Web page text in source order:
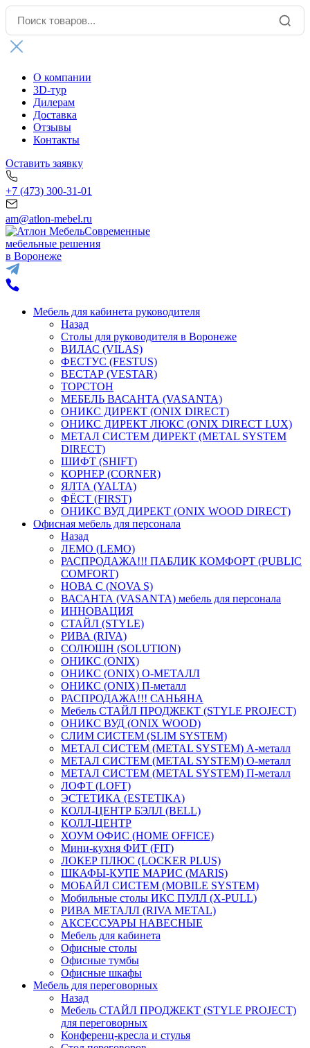
О компании
3D-тур
Дилерам
Доставка
Отзывы
Контакты
Оставить заявку
+7 (473) 300-31-01
am@atlon-mebel.ru
Современные
мебельные решения
в Воронеже
Мебель для кабинета руководителя
Назад
Столы для руководителя в Воронеже
ВИЛАС (VILAS)
ФЕСТУС (FESTUS)
ВЕСТАР (VESTAR)
ТОРСТОН
МЕБЕЛЬ ВАСАНТА (VASANTA)
ОНИКС ДИРЕКТ (ONIX DIRECT)
ОНИКС ДИРЕКТ ЛЮКС (ONIX DIRECT LUX)
МЕТАЛ СИСТЕМ ДИРЕКТ (METAL SYSTEM
DIRECT)
ШИФТ (SHIFT)
КОРНЕР (CORNER)
ЯЛТА (YALTA)
ФЁСТ (FIRST)
ОНИКС ВУД ДИРЕКТ (ONIX WOOD DIRECT)
Офисная мебель для персонала
Назад
ЛЕМО (LEMO)
РАСПРОДАЖА!!! ПАБЛИК КОМФОРТ (PUBLIC
COMFORT)
НОВА С (NOVA S)
ВАСАНТА (VASANTA) мебель для персонала
ИННОВАЦИЯ
СТАЙЛ (STYLE)
РИВА (RIVA)
СОЛЮШН (SOLUTION)
ОНИКС (ONIX)
ОНИКС (ONIX) O-МЕТАЛЛ
ОНИКС (ONIX) П-металл
РАСПРОДАЖА!!! САНЬЯНА
Мебель СТАЙЛ ПРОДЖЕКТ (STYLE PROJECT)
ОНИКС ВУД (ONIX WOOD)
СЛИМ СИСТЕМ (SLIM SYSTEM)
МЕТАЛ СИСТЕМ (METAL SYSTEM) А-металл
МЕТАЛ СИСТЕМ (METAL SYSTEM) О-металл
МЕТАЛ СИСТЕМ (METAL SYSTEM) П-металл
ЛОФТ (LOFT)
ЭСТЕТИКА (ESTETIKA)
КОЛЛ-ЦЕНТР БЭЛЛ (BELL)
КОЛЛ-ЦЕНТР
ХОУМ ОФИС (HOME OFFICE)
Мини-кухня ФИТ (FIT)
ЛОКЕР ПЛЮС (LOCKER PLUS)
ШКАФЫ-КУПЕ МАРИС (MARIS)
МОБАЙЛ СИСТЕМ (MOBILE SYSTEM)
Мобильные столы ИКС ПУЛЛ (X-PULL)
РИВА МЕТАЛЛ (RIVA METAL)
АКСЕССУАРЫ НАВЕСНЫЕ
Мебель для кабинета
Офисные столы
Офисные тумбы
Офисные шкафы
Мебель для переговорных
Назад
Мебель СТАЙЛ ПРОДЖЕКТ (STYLE PROJECT)
для переговорных
Конференц-кресла и стулья